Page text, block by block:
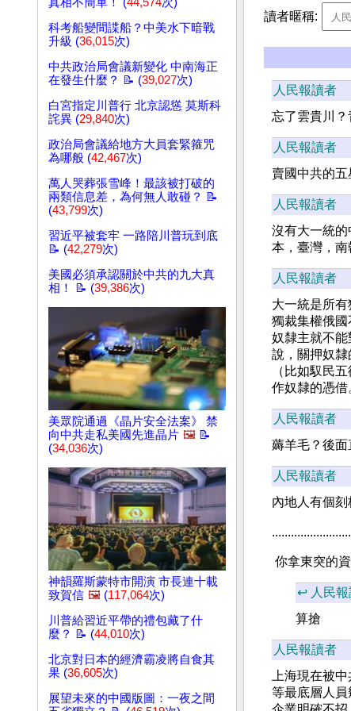
科考船變間諜船？中美水下暗戰
升級 (36,015次)
中共政治局會議新變化 中南海正
在發生什麼？ 📝 (39,027次)
白宮指定川普行 北京認慫 莫斯科
詫異 (29,840次)
政治局會議給地方大員套緊箍咒
為哪般 (42,467次)
萬人哭葬張雪峰！最該被打破的
兩類信息差，為何無人敢碰？ 📝
(43,799次)
習近平被套牢 一路陪川普玩到底
📝 (42,279次)
美國必須承認關於中共的九大真
相！ 📝 (39,386次)
美眾院通過《晶片安全法案》 禁
向中共走私美國先進晶片 🖼️ 📝
(34,036次)
神韻羅斯蒙特市開演 市長連十載
致賀信 🖼️ (117,064次)
川普給習近平帶的禮包藏了什
麼？ 📝 (44,010次)
北京對日本的經濟霸凌將自食其
果 (36,605次)
展望未來的中國版圖：一夜之間
讀者暱稱:
人民報讀者
忘了雲貴川？
人民報讀者
賣國中共的
人民報讀者
沒有大一統
本，臺灣，南
人民報讀者
大一統是所
獨裁集權俄國
奴隸主就不
說，關押奴
（比如馭民
作奴隸的憑借
人民報讀者
薅羊毛？後面
人民報讀者
內地人有個刻
你拿東突的
↩️ 人民報
算搶
人民報讀者
上海現在被
等最底層人